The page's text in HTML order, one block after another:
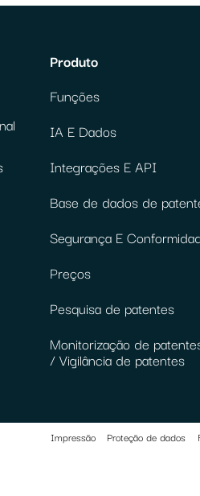
Produto
Funções
IA E Dados
Integrações E API
Base de dados de
Segurança E
Preços
Pesquisa de patentes
Monitorização de
/ Vigilância de patentes
Impressão Proteção de dados